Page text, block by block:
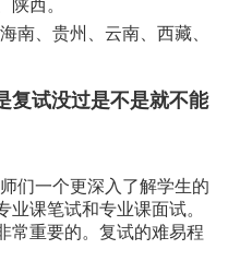
陕西。
南、贵州、云南、西藏、
复试没过是不是就不能
们一个更深入了解学生的
课笔试和专业课面试。
常重要的。复试的难易程